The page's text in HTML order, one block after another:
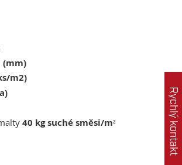
(mm)
m2)
40 kg suché směsi/m² Rychlý kontakt